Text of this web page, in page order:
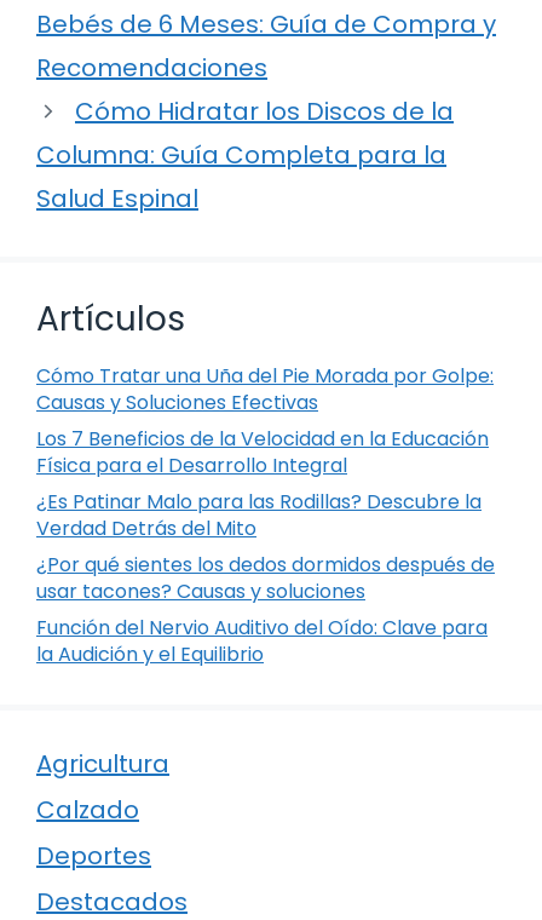
Bebés de 6 Meses: Guía de Compra y
Recomendaciones
Cómo Hidratar los Discos de la
Columna: Guía Completa para la
Salud Espinal
Artículos
Cómo Tratar una Uña del Pie Morada por Golpe:
Causas y Soluciones Efectivas
Los 7 Beneficios de la Velocidad en la Educación
Física para el Desarrollo Integral
¿Es Patinar Malo para las Rodillas? Descubre la
Verdad Detrás del Mito
¿Por qué sientes los dedos dormidos después de
usar tacones? Causas y soluciones
Función del Nervio Auditivo del Oído: Clave para
la Audición y el Equilibrio
Agricultura
Calzado
Deportes
Destacados